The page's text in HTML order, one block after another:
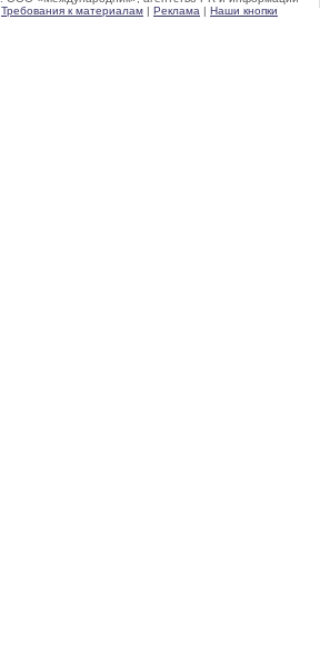
Требования к материалам | Реклама | Наши кнопки